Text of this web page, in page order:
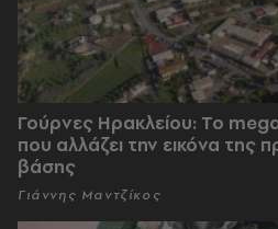
Γούρνες Ηρακλείου: To
που αλλάζει την εικόνα της
βάσης
Γιάννης Μαντζίκος